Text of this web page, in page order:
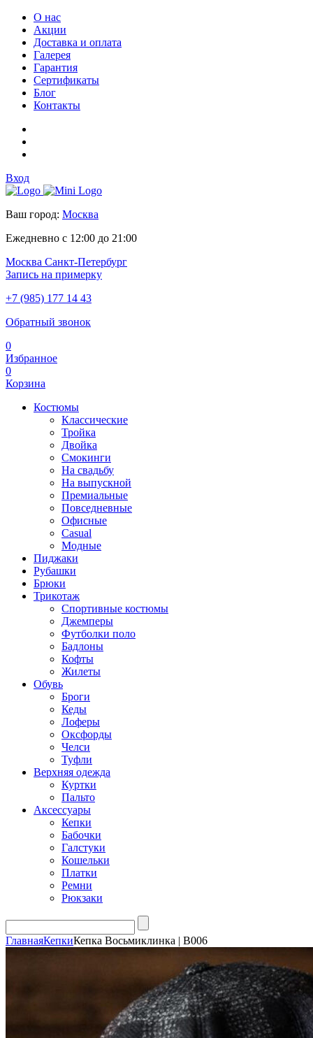
О нас
Акции
Доставка и оплата
Галерея
Гарантия
Сертификаты
Блог
Контакты
Вход
Ваш город: Москва
Ежедневно с 12:00 до 21:00
Москва Санкт-Петербург
Запись на примерку
+7 (985) 177 14 43
Обратный звонок
0
Избранное
0
Корзина
Костюмы
Классические
Тройка
Двойка
Смокинги
На свадьбу
На выпускной
Премиальные
Повседневные
Офисные
Casual
Модные
Пиджаки
Рубашки
Брюки
Трикотаж
Спортивные костюмы
Джемперы
Футболки поло
Бадлоны
Кофты
Жилеты
Обувь
Броги
Кеды
Лоферы
Оксфорды
Челси
Туфли
Верхняя одежда
Куртки
Пальто
Аксессуары
Кепки
Бабочки
Галстуки
Кошельки
Платки
Ремни
Рюкзаки
ГлавнаяКепкиКепка Восьмиклинка | В006